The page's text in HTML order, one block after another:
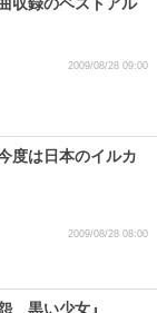
2009/08/28 09:00
度は日本のイルカ
2009/08/28 08:00
黒い少女』